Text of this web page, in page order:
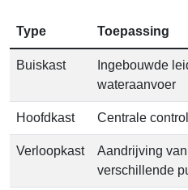
Type Toepassing
Buiskast
Ingebouwde
wateraanvoer
Hoofdkast Centrale
Verloopkast
Aandrijving
verschillende